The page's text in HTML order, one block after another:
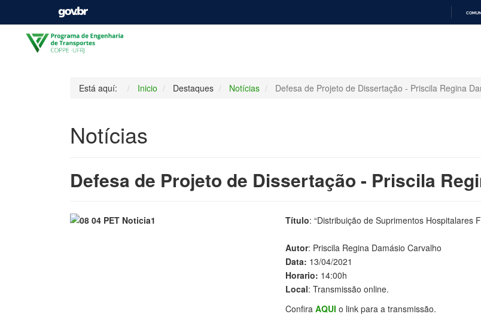
Está aquí: Inicio Destaques Notícias Defesa de Projeto de Dissertação - Priscila Regina
Notícias
Defesa de Projeto de Dissertação - Priscila
Título: “Distribuição de Suprimentos Hospitalares
Autor: Priscila Regina Damásio Carvalho
Data: 13/04/2021
Horario: 14:00h
Local: Transmissão online.
Confira AQUI o link para a transmissão.